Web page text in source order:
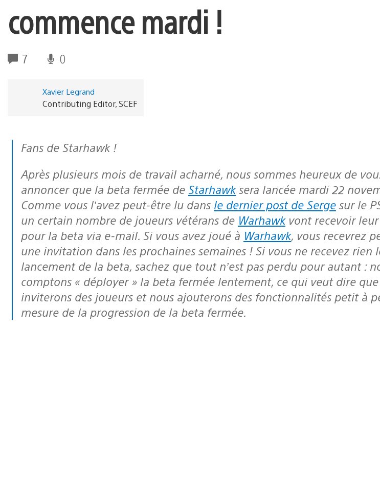
commence mardi !
7 0
Xavier Legrand
Contributing Editor, SCEF
Fans de Starhawk !
Après plusieurs mois de travail acharné, nous sommes heureux de vous
annoncer que la beta fermée de Starhawksera lancée mardi 22
Comme vous l’avez peut-être lu dans le dernier post de Serge sur le
un certain nombre de joueurs vétérans de Warhawkvont recevoir
pour la beta via e-mail. Si vous avez joué à Warhawk, vous recevrez
une invitation dans les prochaines semaines ! Si vous ne recevez rien
lancement de la beta, sachez que tout n’est pas perdu pour autant :
comptons « déployer » la beta fermée lentement, ce qui veut dire
inviterons des joueurs et nous ajouterons des fonctionnalités petit à
mesure de la progression de la beta fermée.